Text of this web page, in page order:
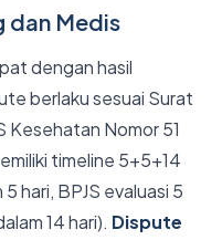
dan Medis
dengan hasil
berlaku sesuai Surat
Kesehatan Nomor 51
timeline 5+5+14
hari, BPJS evaluasi 5
14 hari). Dispute